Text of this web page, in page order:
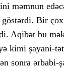
məmnun
Bir
Aqibət bu
kimi şayani-
sonra ərbabi-